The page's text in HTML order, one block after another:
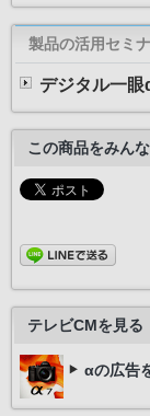
製品の活用セミ
デジタル一
この商品をみん
テレビCMを見る
αの広告